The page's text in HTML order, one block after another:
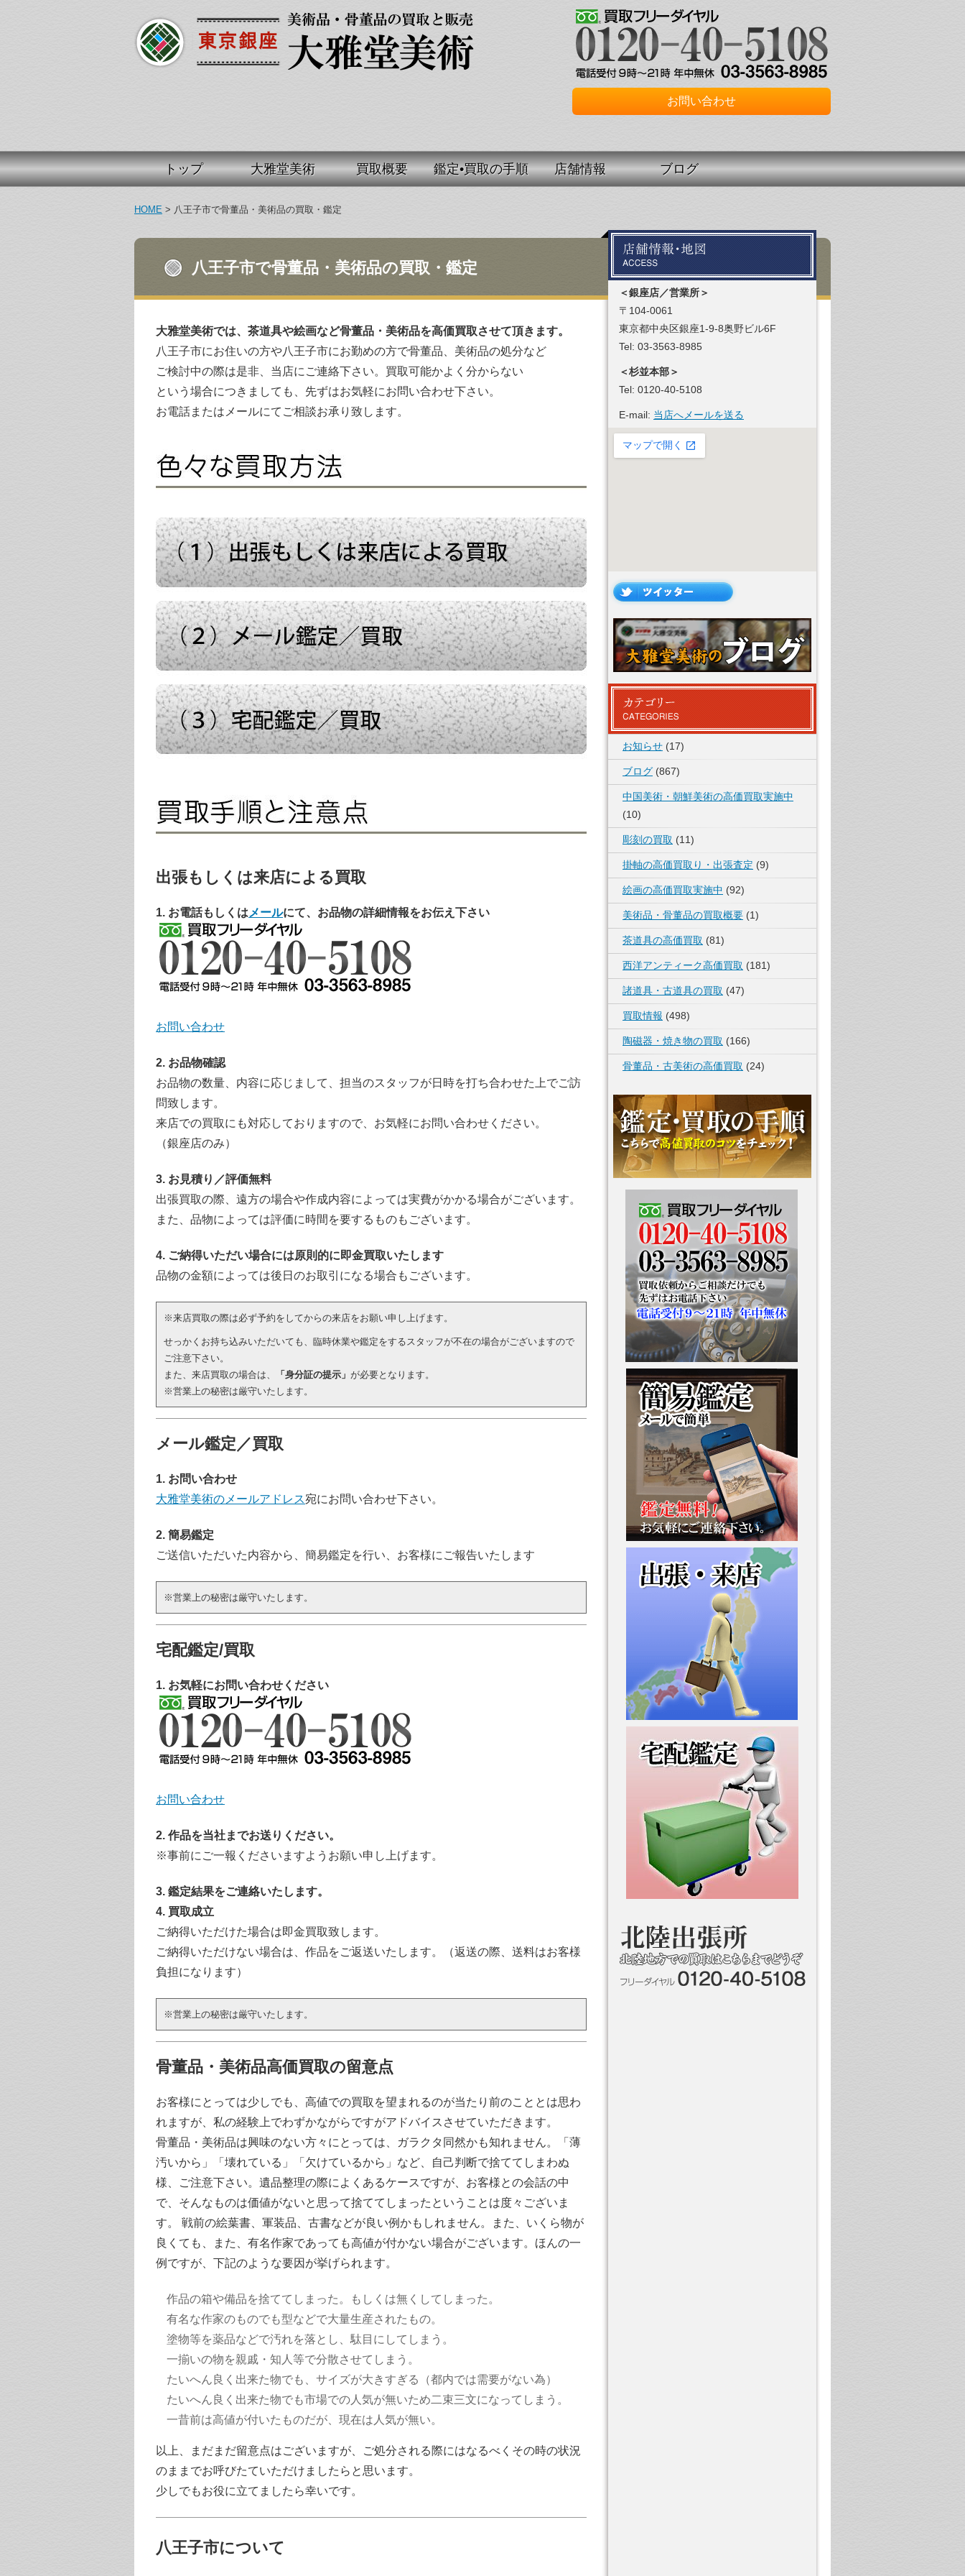
お問い合わせ
トップ 大雅堂美術 買取概要 鑑定•買取の手順 店舗情報 ブログ
HOME > 八王子市で骨董品・美術品の買取・鑑定
八王子市で骨董品・美術品の買取・鑑定
大雅堂美術では、茶道具や絵画など骨董品・美術品を高価買取させて頂きます。
八王子市にお住いの方や八王子市にお勤めの方で骨董品、美術品の処分など
ご検討中の際は是非、当店にご連絡下さい。買取可能かよく分からない
という場合につきましても、先ずはお気軽にお問い合わせ下さい。
お電話またはメールにてご相談お承り致します。
出張もしくは来店による買取
1. お電話もしくは メールにて、お品物の詳細情報をお伝え下さい
お問い合わせ
2. お品物確認
お品物の数量、内容に応じまして、担当のスタッフが日時を打ち合わせた上でご訪
問致します。
来店での買取にも対応しておりますので、お気軽にお問い合わせください。
（銀座店のみ）
3. お見積り／評価無料
出張買取の際、遠方の場合や作成内容によっては実費がかかる場合がございます。
また、品物によっては評価に時間を要するものもございます。
4. ご納得いただい場合には原則的に即金買取いたします
品物の金額によっては後日のお取引になる場合もございます。
※来店買取の際は必ず予約をしてからの来店をお願い申し上げます。
せっかくお持ち込みいただいても、臨時休業や鑑定をするスタッフが不在の場合がございますので
ご注意下さい。
また、来店買取の場合は、
「身分証の提示」 が必要となります。
※営業上の秘密は厳守いたします。
メール鑑定／買取
1. お問い合わせ
大雅堂美術のメールアドレス宛にお問い合わせ下さい。
2. 簡易鑑定
ご送信いただいた内容から、簡易鑑定を行い、お客様にご報告いたします
※営業上の秘密は厳守いたします。
宅配鑑定/買取
1. お気軽にお問い合わせください
お問い合わせ
2. 作品を当社までお送りください。
※事前にご一報くださいますようお願い申し上げます。
3. 鑑定結果をご連絡いたします。
4. 買取成立
ご納得いただけた場合は即金買取致します。
ご納得いただけない場合は、作品をご返送いたします。（返送の際、送料はお客様
負担になります）
※営業上の秘密は厳守いたします。
骨董品・美術品高価買取の留意点
お客様にとっては少しでも、高値での買取を望まれるのが当たり前のこととは思わ
れますが、私の経験上でわずかながらですがアドバイスさせていただきます。
骨董品・美術品は興味のない方々にとっては、ガラクタ同然かも知れません。「薄
汚いから」「壊れている」「欠けているから」など、自己判断で捨ててしまわぬ
様、ご注意下さい。遺品整理の際によくあるケースですが、お客様との会話の中
で、そんなものは価値がないと思って捨ててしまったということは度々ございま
す。 戦前の絵葉書、軍装品、古書などが良い例かもしれません。また、いくら物が
良くても、また、有名作家であっても高値が付かない場合がございます。ほんの一
例ですが、下記のような要因が挙げられます。
作品の箱や備品を捨ててしまった。もしくは無くしてしまった。
有名な作家のものでも型などで大量生産されたもの。
塗物等を薬品などで汚れを落とし、駄目にしてしまう。
一揃いの物を親戚・知人等で分散させてしまう。
たいへん良く出来た物でも、サイズが大きすぎる（都内では需要がない為）
たいへん良く出来た物でも市場での人気が無いため二束三文になってしまう。
一昔前は高値が付いたものだが、現在は人気が無い。
以上、まだまだ留意点はございますが、ご処分される際にはなるべくその時の状況
のままでお呼びたていただけましたらと思います。
少しでもお役に立てましたら幸いです。
八王子市について
＜銀座店／営業所＞
〒104-0061
東京都中央区銀座1-9-8奥野ビル6F
Tel: 03-3563-8985
＜杉並本部＞
Tel: 0120-40-5108
E-mail: 当店へメールを送る
お知らせ (17)
ブログ (867)
中国美術・朝鮮美術の高価買取実施中
(10)
彫刻の買取 (11)
掛軸の高価買取り・出張査定 (9)
絵画の高価買取実施中 (92)
美術品・骨董品の買取概要 (1)
茶道具の高価買取 (81)
西洋アンティーク高価買取 (181)
諸道具・古道具の買取 (47)
買取情報 (498)
陶磁器・焼き物の買取 (166)
骨董品・古美術の高価買取 (24)